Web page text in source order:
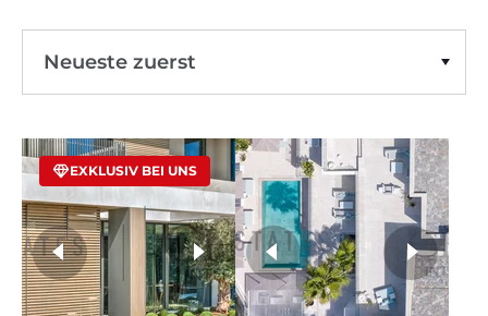
Neueste zuerst
Preis Absteigend
Älteste zuerst
EXKLUSIV BEI UNS
weitere Fotos